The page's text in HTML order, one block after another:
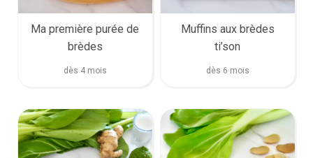
Ma première purée de
brèdes
dès 4 mois
Muffins aux brèdes
ti’son
dès 6 mois